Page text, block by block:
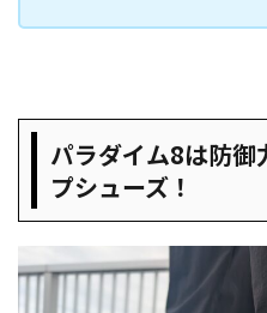
パラダイム8は防御
プシューズ！